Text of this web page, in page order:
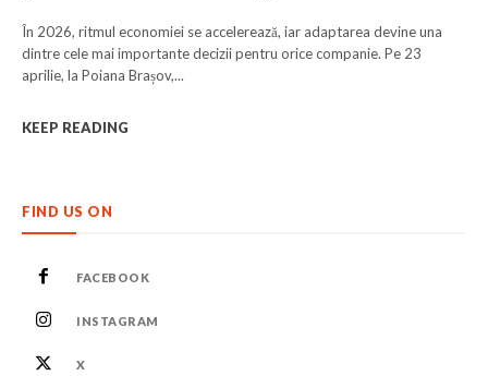
În 2026, ritmul economiei se accelerează, iar adaptarea devine una
dintre cele mai importante decizii pentru orice companie. Pe 23
aprilie, la Poiana Brașov,...
KEEP READING
FIND US ON
FACEBOOK
INSTAGRAM
X